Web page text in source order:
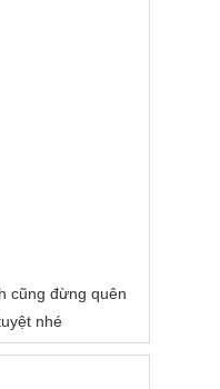
cũng đừng quên
nhé